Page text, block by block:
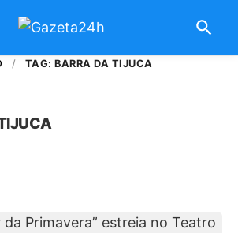
/ TAG: BARRA DA TIJUCA